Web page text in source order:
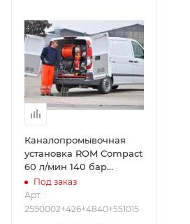
Каналопромывочная
установка ROM Compact
60 л/мин 140 бар
2590002+426+4840+551015
Под заказ
Арт. :
2590002+426+4840+551015